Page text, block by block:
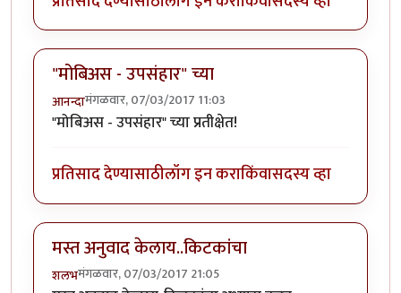
"मोबिअस - उपसंहार" च्या
आनन्दामंगळवार, 07/03/2017 11:03
"मोबिअस - उपसंहार" च्या प्रतीक्षेत!
प्रतिसाद देण्यासाठीलॉग इन कराकिंवासदस्य व्हा
मस्त अनुवाद केलाय..किटकांचा
शलभमंगळवार, 07/03/2017 21:05